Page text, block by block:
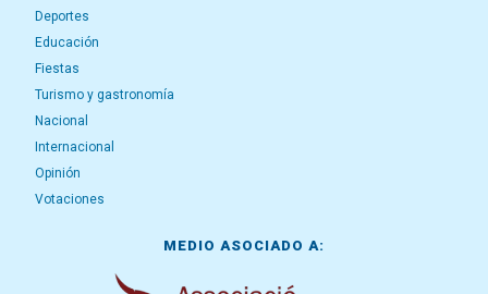
Deportes
Educación
Fiestas
Turismo y gastronomía
Nacional
Internacional
Opinión
Votaciones
MEDIO ASOCIADO A: